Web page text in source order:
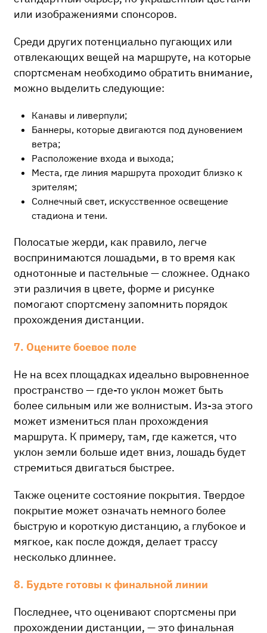
или изображениями спонсоров.
Среди других потенциально пугающих или
отвлекающих вещей на маршруте, на которые
спортсменам необходимо обратить внимание,
можно выделить следующие:
Канавы и ливерпули;
Баннеры, которые двигаются под дуновением
ветра;
Расположение входа и выхода;
Места, где линия маршрута проходит близко к
зрителям;
Солнечный свет, искусственное освещение
стадиона и тени.
Полосатые жерди, как правило, легче
воспринимаются лошадьми, в то время как
однотонные и пастельные — сложнее. Однако
эти различия в цвете, форме и рисунке
помогают спортсмену запомнить порядок
прохождения дистанции.
7. Оцените боевое поле
Не на всех площадках идеально выровненное
пространство — где-то уклон может быть
более сильным или же волнистым. Из-за этого
может измениться план прохождения
маршрута. К примеру, там, где кажется, что
уклон земли больше идет вниз, лошадь будет
стремиться двигаться быстрее.
Также оцените состояние покрытия. Твердое
покрытие может означать немного более
быструю и короткую дистанцию, а глубокое и
мягкое, как после дождя, делает трассу
несколько длиннее.
8. Будьте готовы к финальной линии
Последнее, что оценивают спортсмены при
прохождении дистанции, — это финальная